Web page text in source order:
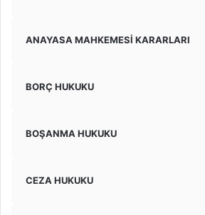
ANAYASA MAHKEMESİ KARARLARI
BORÇ HUKUKU
BOŞANMA HUKUKU
CEZA HUKUKU